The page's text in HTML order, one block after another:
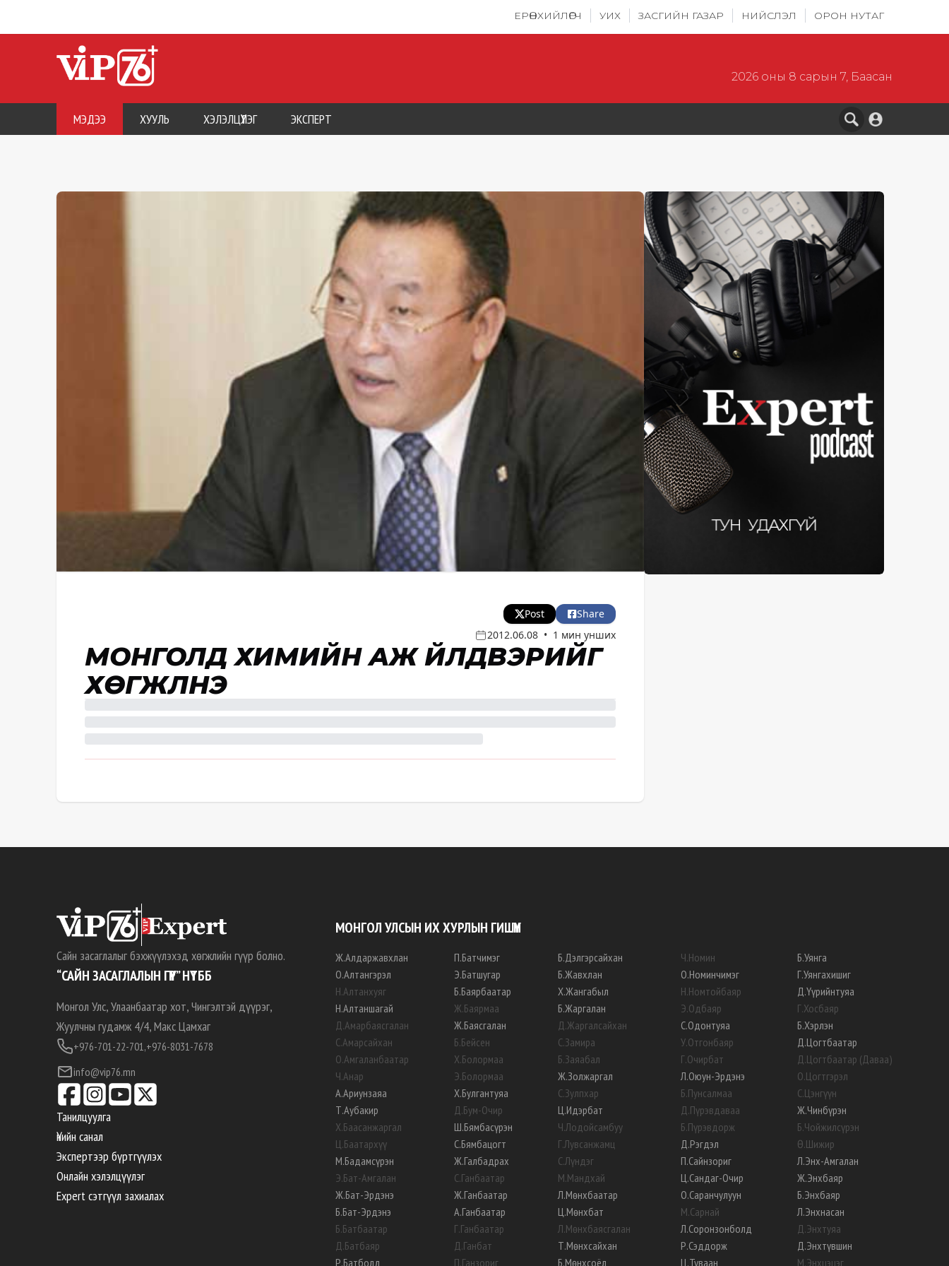
ЕРӨНХИЙЛӨГЧ УИХ ЗАСГИЙН ГАЗАР НИЙСЛЭЛ ОРОН НУТАГ
2026 оны 8 сарын 7, Баасан
МЭДЭЭ ХУУЛЬ ХЭЛЭЛЦҮҮЛЭГ ЭКСПЕРТ
Post
Share
2012.06.08 • 1 мин унших
МОНГОЛД ХИМИЙН АЖ ҮЙЛДВЭРИЙГ
ХӨГЖҮҮЛНЭ
Сайн засаглалыг бэхжүүлэхэд хөгжлийн гүүр болно.
“САЙН ЗАСАГЛАЛЫН ГҮҮР” НҮТББ
Монгол Улс, Улаанбаатар хот, Чингэлтэй дүүрэг,
Жуулчны гудамж 4/4, Макс Цамхаг
+976-701-22-701,+976-8031-7678
info@vip76.mn
Танилцуулга
Үнийн санал
Экспертээр бүртгүүлэх
Онлайн хэлэлцүүлэг
Expert сэтгүүл захиалах
МОНГОЛ УЛСЫН ИХ ХУРЛЫН ГИШҮҮН
Ж.Алдаржавхлан
О.Алтангэрэл
Н.Алтанхуяг
Н.Алтаншагай
Д.Амарбаясгалан
С.Амарсайхан
О.Амгаланбаатар
Ч.Анар
А.Ариунзаяа
Т.Аубакир
Х.Баасанжаргал
Ц.Баатархүү
М.Бадамсүрэн
Э.Бат-Амгалан
Ж.Бат-Эрдэнэ
Б.Бат-Эрдэнэ
Б.Батбаатар
Д.Батбаяр
Р.Батболд
П.Батчимэг
Э.Батшугар
Б.Баярбаатар
Ж.Баярмаа
Ж.Баясгалан
Б.Бейсен
Х.Болормаа
Э.Болормаа
Х.Булгантуяа
Д.Бум-Очир
Ш.Бямбасүрэн
С.Бямбацогт
Ж.Галбадрах
С.Ганбаатар
Ж.Ганбаатар
А.Ганбаатар
Г.Ганбаатар
Д.Ганбат
П.Ганзориг
Б.Дэлгэрсайхан
Б.Жавхлан
Х.Жангабыл
Б.Жаргалан
Д.Жаргалсайхан
С.Замира
Б.Заяабал
Ж.Золжаргал
С.Зулпхар
Ц.Идэрбат
Ч.Лодойсамбуу
Г.Лувсанжамц
С.Лүндэг
М.Мандхай
Л.Мөнхбаатар
Ц.Мөнхбат
Л.Мөнхбаясгалан
Т.Мөнхсайхан
Б.Мөнхсоёл
Ч.Номин
О.Номинчимэг
Н.Номтойбаяр
Э.Одбаяр
С.Одонтуяа
У.Отгонбаяр
Г.Очирбат
Л.Оюун-Эрдэнэ
Б.Пунсалмаа
Д.Пүрэвдаваа
Б.Пүрэвдорж
Д.Рэгдэл
П.Сайнзориг
Ц.Сандаг-Очир
О.Саранчулуун
М.Сарнай
Л.Соронзонболд
Р.Сэддорж
Ц.Туваан
Б.Уянга
Г.Уянгахишиг
Д.Үүрийнтуяа
Г.Хосбаяр
Б.Хэрлэн
Д.Цогтбаатар
Д.Цогтбаатар (Даваа)
О.Цогтгэрэл
С.Цэнгүүн
Ж.Чинбүрэн
Б.Чойжилсүрэн
Ө.Шижир
Л.Энх-Амгалан
Ж.Энхбаяр
Б.Энхбаяр
Л.Энхнасан
Д.Энхтуяа
Д.Энхтүвшин
М.Энхцэцэг